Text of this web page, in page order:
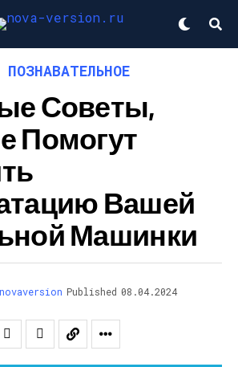
Советы,
Помогут
Вашей
Машинки
novaversion Published 08.04.2024